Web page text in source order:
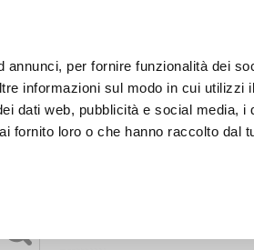
per fornire funzionalità dei
informazioni sul modo in cui utilizzi
dati web, pubblicità e social media, i
fornito loro o che hanno raccolto dal